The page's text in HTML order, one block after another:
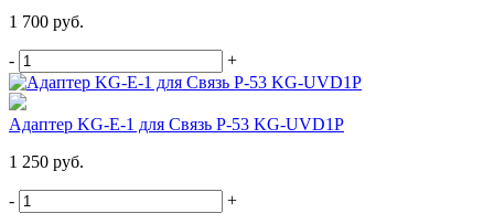
1 700 руб.
- +
Адаптер KG-E-1 для Связь Р-53 KG-UVD1P
1 250 руб.
- +